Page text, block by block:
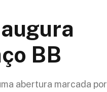
BB
abertura marcada por